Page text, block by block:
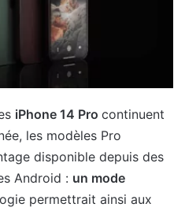
iPhone 14 Pro continuent
les modèles Pro
disponible depuis des
Android : un mode
permettrait ainsi aux